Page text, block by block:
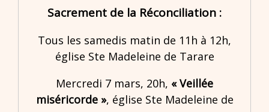
Sacrement de la Réconciliation :
Tous les samedis matin de 11h à 12h,
église Ste Madeleine de Tarare
Mercredi 7 mars, 20h, « Veillée
miséricorde », église Ste Madeleine de